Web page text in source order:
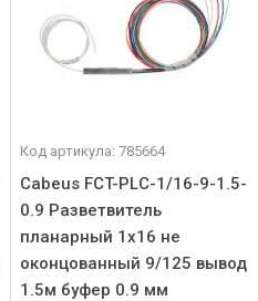
Код артикула: 785664
Cabeus FCT-PLC-1/16-9-1.5-
0.9 Разветвитель
планарный 1х16 не
оконцованный 9/125 вывод
1.5м буфер 0.9 мм